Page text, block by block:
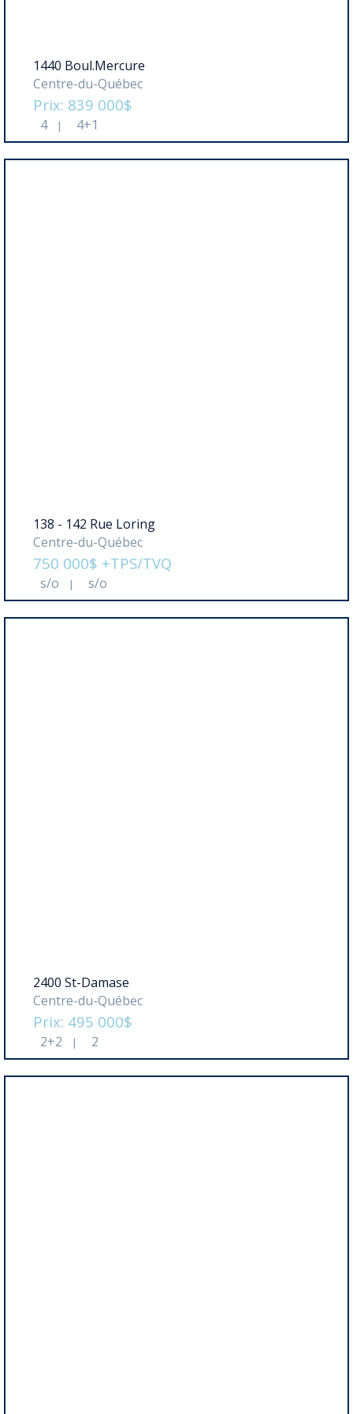
1440 Boul.Mercure
Centre-du-Québec
Prix: 839 000$
4| 4+1
138 - 142 Rue Loring
Centre-du-Québec
750 000$ +TPS/TVQ
s/o | s/o
2400 St-Damase
Centre-du-Québec
Prix: 495 000$
2+2 | 2